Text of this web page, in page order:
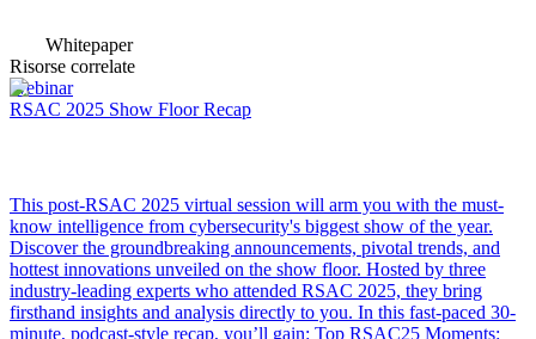
Whitepaper
Risorse correlate
Webinar
RSAC 2025 Show Floor Recap
This post-RSAC 2025 virtual session will arm you with the must-
know intelligence from cybersecurity's biggest show of the year.
Discover the groundbreaking announcements, pivotal trends, and
hottest innovations unveiled on the show floor. Hosted by three
industry-leading experts who attended RSAC 2025, they bring
firsthand insights and analysis directly to you. In this fast-paced 30-
minute, podcast-style recap, you’ll gain: Top RSAC25 Moments: